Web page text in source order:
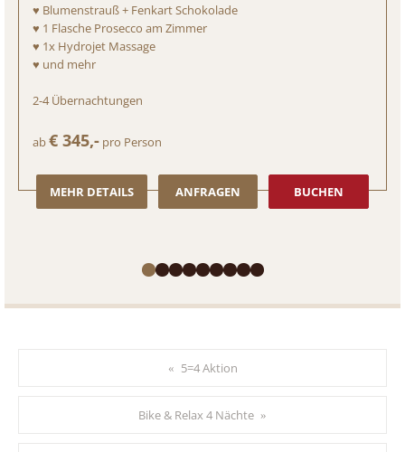
♥ Blumenstrauß + Fenkart Schokolade
♥ 1 Flasche Prosecco am Zimmer
♥ 1x Hydrojet Massage
♥ und mehr
2-4Übernachtungen
ab€ 345,- pro Person
MEHR DETAILS ANFRAGEN BUCHEN
« 5=4 Aktion
Bike & Relax 4 Nächte »